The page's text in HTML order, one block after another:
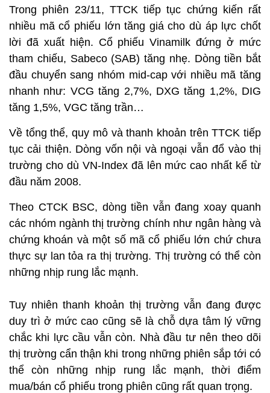
Trong phiên 23/11, TTCK tiếp tục chứng kiến rất
nhiều mã cổ phiếu lớn tăng giá cho dù áp lực chốt
lời đã xuất hiện. Cổ phiếu Vinamilk đứng ở mức
tham chiếu, Sabeco (SAB) tăng nhẹ. Dòng tiền bắt
đầu chuyển sang nhóm mid-cap với nhiều mã tăng
nhanh như: VCG tăng 2,7%, DXG tăng 1,2%, DIG
tăng 1,5%, VGC tăng trần…
Về tổng thể, quy mô và thanh khoản trên TTCK tiếp
tục cải thiện. Dòng vốn nội và ngoại vẫn đổ vào thị
trường cho dù VN-Index đã lên mức cao nhất kể từ
đầu năm 2008.
Theo CTCK BSC, dòng tiền vẫn đang xoay quanh
các nhóm ngành thị trường chính như ngân hàng và
chứng khoán và một số mã cổ phiếu lớn chứ chưa
thực sự lan tỏa ra thị trường. Thị trường có thể còn
những nhịp rung lắc mạnh.
Tuy nhiên thanh khoản thị trường vẫn đang được
duy trì ở mức cao cũng sẽ là chỗ dựa tâm lý vững
chắc khi lực cầu vẫn còn. Nhà đầu tư nên theo dõi
thị trường cẩn thận khi trong những phiên sắp tới có
thể còn những nhịp rung lắc mạnh, thời điểm
mua/bán cổ phiếu trong phiên cũng rất quan trọng.